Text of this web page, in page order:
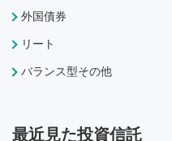
外国債券
リート
バランス型その他
最近見た投資信託